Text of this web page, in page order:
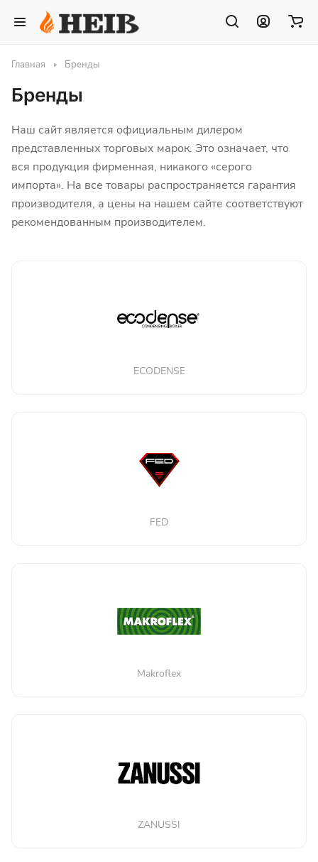
Главная Бренды
Бренды
Наш сайт является официальным дилером
представленных торговых марок. Это означает, что
вся продукция фирменная, никакого «серого
импорта». На все товары распространяется гарантия
производителя, а цены на нашем сайте соответствуют
рекомендованным производителем.
ECODENSE
FED
Makroflex
ZANUSSI